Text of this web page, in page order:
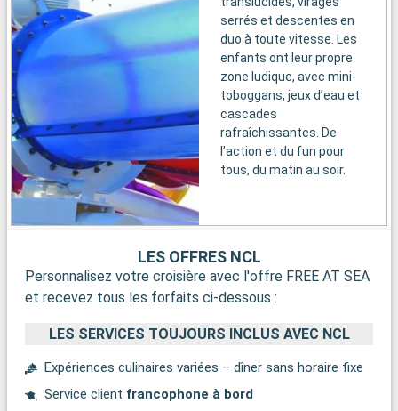
serrés et descentes en
duo à toute vitesse. Les
enfants ont leur propre
zone ludique, avec mini-
toboggans, jeux d’eau et
cascades
rafraîchissantes. De
l’action et du fun pour
tous, du matin au soir.
LES OFFRES NCL
Personnalisez votre croisière avec l'offre FREE AT SEA
et recevez tous les forfaits ci-dessous :
LES SERVICES TOUJOURS INCLUS AVEC NCL
Expériences culinaires variées – dîner sans horaire fixe
Service client francophone à bord